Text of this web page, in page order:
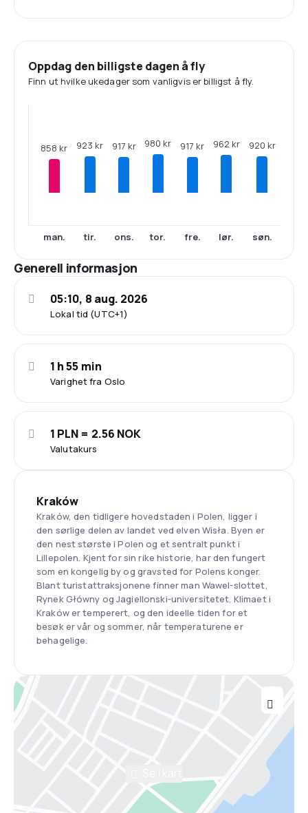
Oppdag den billigste dagen å fly
Finn ut hvilke ukedager som vanligvis er billigst å fly.
858 kr
man.
923 kr
tir.
917 kr
ons.
980 kr
tor.
917 kr
fre.
962 kr
lør.
920 kr
søn.
Generell informasjon
Lokal tid (UTC+1)
05:10, 8 aug. 2026
Varighet fra Oslo
1 h 55 min
Valutakurs
1 PLN = 2.56 NOK
Kraków
Kraków, den tidligere hovedstaden i Polen, ligger i
den sørlige delen av landet ved elven Wisła. Byen er
den nest største i Polen og et sentralt punkt i
Lillepolen. Kjent for sin rike historie, har den fungert
som en kongelig by og gravsted for Polens konger.
Blant turistattraksjonene finner man Wawel-slottet,
Rynek Główny og Jagiellonski-universitetet. Klimaet i
Kraków er temperert, og den ideelle tiden for et
besøk er vår og sommer, når temperaturene er
behagelige.